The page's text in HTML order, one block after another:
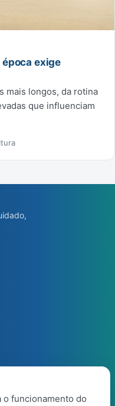
exige
mais longos, da rotina
que influenciam
o funcionamento do